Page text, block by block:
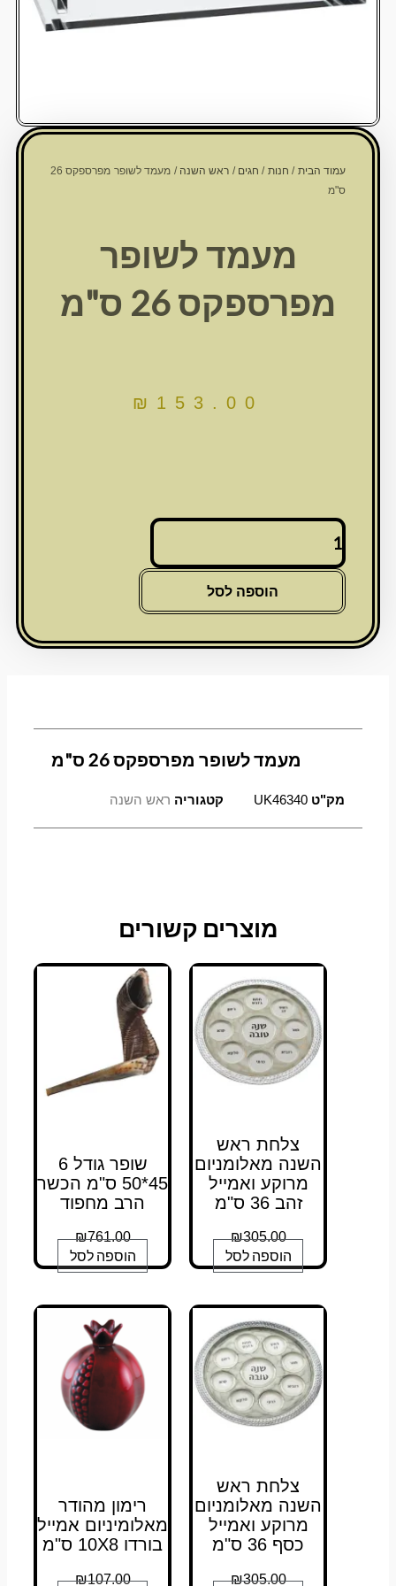
עמוד הבית/חנות/חגים/ראש השנה
/ מעמד לשופר מפרספקס 26
ס"מ
מעמד לשופר
מפרספקס 26 ס"מ
₪ 153.00
כמות
מעמד
מפרספקס
ס"מ
הוספה לסל
מעמד לשופר מפרספקס 26 ס"מ
מק"טUK46340 קטגוריה ראש השנה
מוצרים קשורים
צלחת ראש
השנה מאלומניום
מרוקע ואמייל
זהב 36 ס"מ
₪305.00
הוספה לסל
שופר גודל 6
45*50 ס"מ הכשר
הרב מחפוד
₪761.00
הוספה לסל
צלחת ראש
השנה מאלומניום
מרוקע ואמייל
כסף 36 ס"מ
₪305.00
רימון מהודר
מאלומיניום אמייל
בורדו 10X8 ס"מ
₪107.00